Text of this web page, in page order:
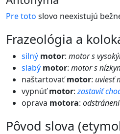
Pretoto slovo neexistujú
frazeológia a
silný motor: motor s
slabý motor: motor s
naštartovaťmotor: uviesť
vypnúťmotor:zastaviť
oprava motora:
pôvod slova